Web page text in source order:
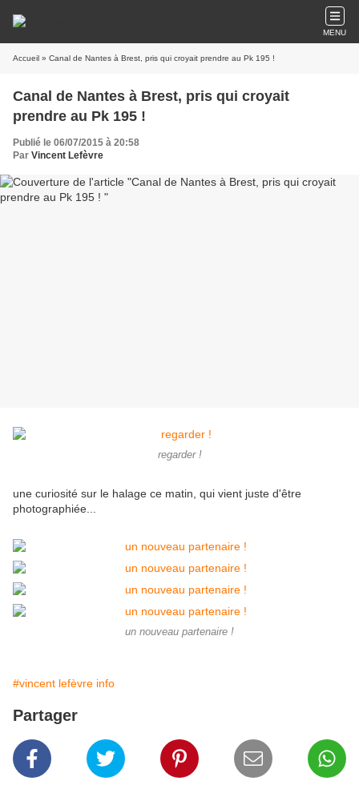
MENU
Accueil » Canal de Nantes à Brest, pris qui croyait prendre au Pk 195 !
Canal de Nantes à Brest, pris qui croyait
prendre au Pk 195 !
Publié le 06/07/2015 à 20:58
Par Vincent Lefèvre
regarder !
une curiosité sur le halage ce matin, qui vient juste d'être
photographiée...
un nouveau partenaire !
#vincent lefèvre info
Partager